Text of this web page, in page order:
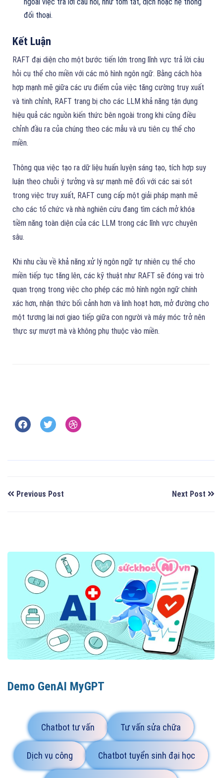
đối thoại.
Kết Luận
RAFT đại diện cho một bước tiến lớn trong lĩnh vực trả lời câu
hỏi cụ thể cho miền với các mô hình ngôn ngữ. Bằng cách hòa
hợp mạnh mẽ giữa các ưu điểm của việc tăng cường truy xuất
và tinh chỉnh, RAFT trang bị cho các LLM khả năng tận dụng
hiệu quả các nguồn kiến thức bên ngoài trong khi cũng điều
chỉnh đầu ra của chúng theo các mẫu và ưu tiên cụ thể cho
miền.
Thông qua việc tạo ra dữ liệu huấn luyện sáng tạo, tích hợp suy
luận theo chuỗi ý tưởng và sự mạnh mẽ đối với các sai sót
trong việc truy xuất, RAFT cung cấp một giải pháp mạnh mẽ
cho các tổ chức và nhà nghiên cứu đang tìm cách mở khóa
tiềm năng toàn diện của các LLM trong các lĩnh vực chuyên
sâu.
Khi nhu cầu về khả năng xử lý ngôn ngữ tự nhiên cụ thể cho
miền tiếp tục tăng lên, các kỹ thuật như RAFT sẽ đóng vai trò
quan trọng trong việc cho phép các mô hình ngôn ngữ chính
xác hơn, nhận thức bối cảnh hơn và linh hoạt hơn, mở đường cho
một tương lai nơi giao tiếp giữa con người và máy móc trở nên
thực sự mượt mà và không phụ thuộc vào miền.
Previous Post Next Post
Demo GenAI MyGPT
Chatbot tư vấn Tư vấn sửa chữa
Dịch vụ công Chatbot tuyển sinh đại học